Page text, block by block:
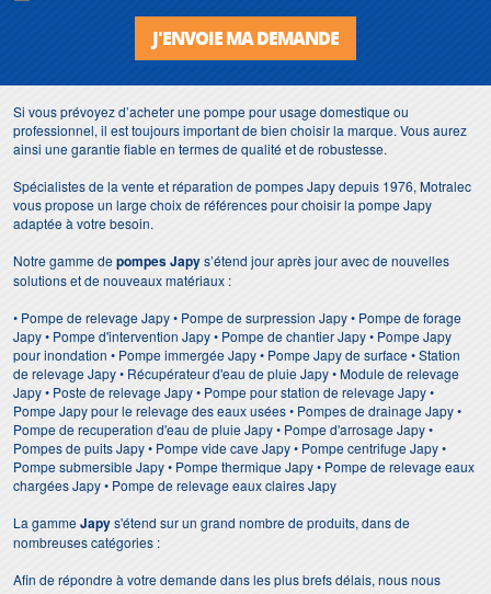
J'ENVOIE MA DEMANDE
Si vous prévoyez d’acheter une pompe pour usage domestique ou
professionnel, il est toujours important de bien choisir la marque. Vous aurez
ainsi une garantie fiable en termes de qualité et de robustesse.
Spécialistes de la vente et réparation de pompes Japy depuis 1976, Motralec
vous propose un large choix de références pour choisir la pompe Japy
adaptée à votre besoin.
Notre gamme depompesJapys’étend jour après jour avec de nouvelles
solutions et de nouveaux matériaux :
• Pompe de relevage Japy • Pompe de surpression Japy • Pompe de forage
Japy • Pompe d'intervention Japy • Pompe de chantier Japy • Pompe Japy
pour inondation • Pompe immergée Japy • Pompe Japy de surface • Station
de relevage Japy • Récupérateur d'eau de pluie Japy • Module de relevage
Japy • Poste de relevage Japy • Pompe pour station de relevage Japy •
Pompe Japy pour le relevage des eaux usées • Pompes de drainage Japy •
Pompe de recuperation d'eau de pluie Japy • Pompe d'arrosage Japy •
Pompes de puits Japy • Pompe vide cave Japy • Pompe centrifuge Japy •
Pompe submersible Japy • Pompe thermique Japy • Pompe de relevage eaux
chargées Japy • Pompe de relevage eaux claires Japy
La gammeJapys'étend sur un grand nombre de produits, dans de
nombreuses catégories :
Afin de répondre à votre demande dans les plus brefs délais, nous nous